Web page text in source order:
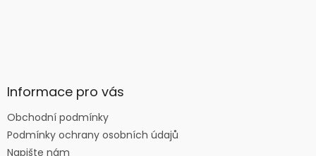
Informace pro vás
Obchodní podmínky
Podmínky ochrany osobních údajů
Napište nám